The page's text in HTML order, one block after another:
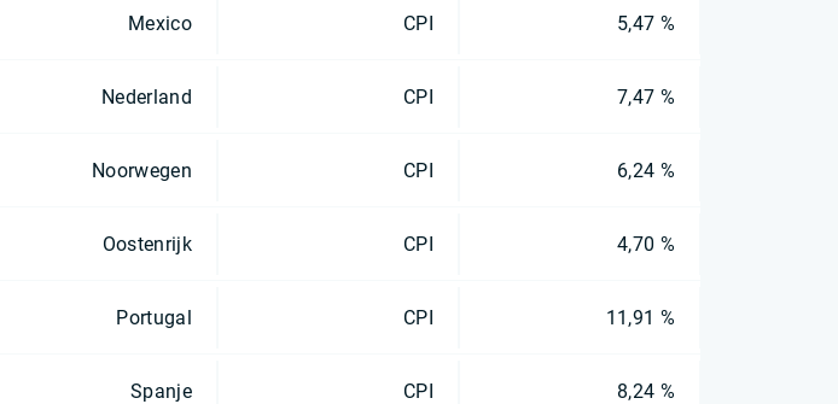
Mexico CPI 5,47 %
Nederland CPI 7,47 %
Noorwegen CPI 6,24 %
Oostenrijk CPI 4,70 %
Portugal CPI 11,91 %
Spanje CPI 8,24 %